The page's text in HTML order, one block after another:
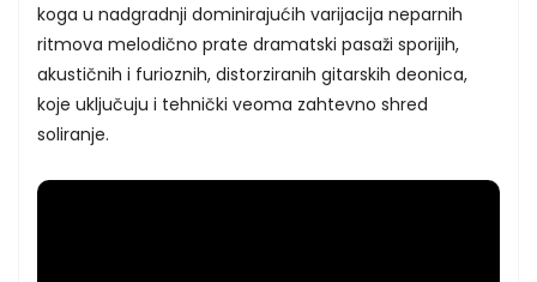
koga u nadgradnji dominirajućih varijacija neparnih
ritmova melodično prate dramatski pasaži sporijih,
akustičnih i furioznih, distorziranih gitarskih deonica,
koje uključuju i tehnički veoma zahtevno shred
soliranje.